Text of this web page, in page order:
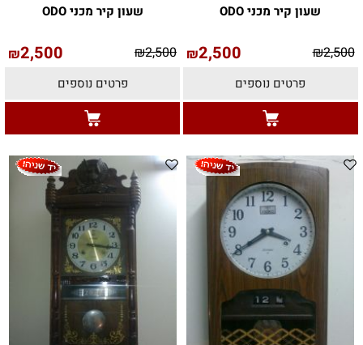
שעון קיר מכני ODO
₪2,500
₪2,500
פרטים נוספים
שעון קיר מכני ODO
₪2,500
₪2,500
פרטים נוספים